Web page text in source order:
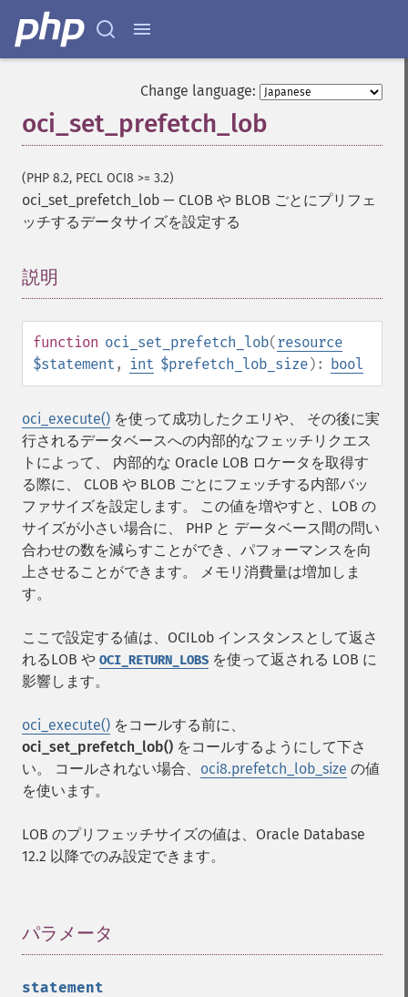
Change language:
oci_set_prefetch_lob
(PHP 8.2, PECL OCI8 >= 3.2)
oci_set_prefetch_lob — CLOB や BLOB ごとにプリフェ
ッチするデータサイズを設定する
説明
function oci_set_prefetch_lob(resource
$statement , int $prefetch_lob_size): bool
oci_execute() を使って成功したクエリや、 その後に実
行されるデータベースへの内部的なフェッチリクエス
トによって、 内部的な Oracle LOB ロケータを取得す
る際に、 CLOB や BLOB ごとにフェッチする内部バッ
ファサイズを設定します。 この値を増やすと、LOB の
サイズが小さい場合に、 PHP と データベース間の問い
合わせの数を減らすことができ、パフォーマンスを向
上させることができます。 メモリ消費量は増加しま
す。
ここで設定する値は、OCILob インスタンスとして返さ
れるLOB や OCI_RETURN_LOBS を使って返される LOB に
影響します。
oci_execute() をコールする前に、
oci_set_prefetch_lob() をコールするようにして下さ
い。 コールされない場合、 oci8.prefetch_lob_size の値
を使います。
LOB のプリフェッチサイズの値は、Oracle Database
12.2 以降でのみ設定できます。
パラメータ
statement